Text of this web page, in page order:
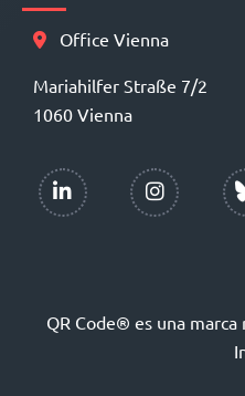
Office Vienna
Mariahilfer Straße 7/2
1060 Vienna
QR Code® es una